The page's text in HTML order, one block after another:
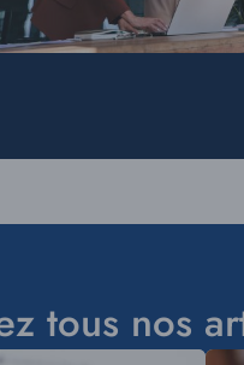
tous nos